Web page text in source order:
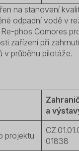
na stanovení
odpadní vodě v
phos Comores
zařízení při
v průběhu pilotáže.
a
projektu
01838